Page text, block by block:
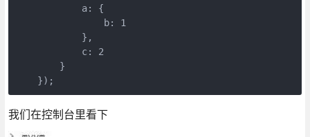
            a: {
                b: 1
            },
            c: 2
        }
我们在控制台里看下